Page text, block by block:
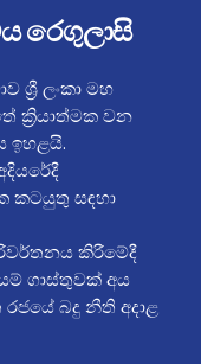
රෙගුලාසි
ශ්‍රී ලංකා මහ
ක්‍රියාත්මක වන
ඉහළයි.
කටයුතු සඳහා
කිරීමේදී
ගාස්තුවක් අය
බදු නීති අදාළ